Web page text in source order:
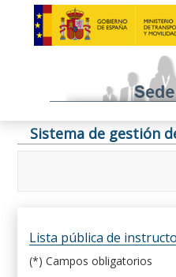
Sistema de gestión
Lista pública de
(*) Campos obligatorios